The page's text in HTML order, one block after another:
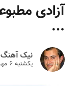
آزادی
...‎
نیک آهنگ
یکشنبه ۶ مهر ۱۳۹۳